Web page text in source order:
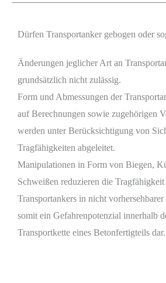
Dürfen Transportanker gebogen oder
Änderungen jeglicher Art an
grundsätzlich nicht zulässig.
Form und Abmessungen der
auf Berechnungen sowie zugehörigen
werden unter Berücksichtigung von
Tragfähigkeiten abgeleitet.
Manipulationen in Form von Biegen,
Schweißen reduzieren die Tragfähigkeit
Transportankers in nicht vorhersehbarer
somit ein Gefahrenpotenzial innerhalb
Transportkette eines Betonfertigteils dar.